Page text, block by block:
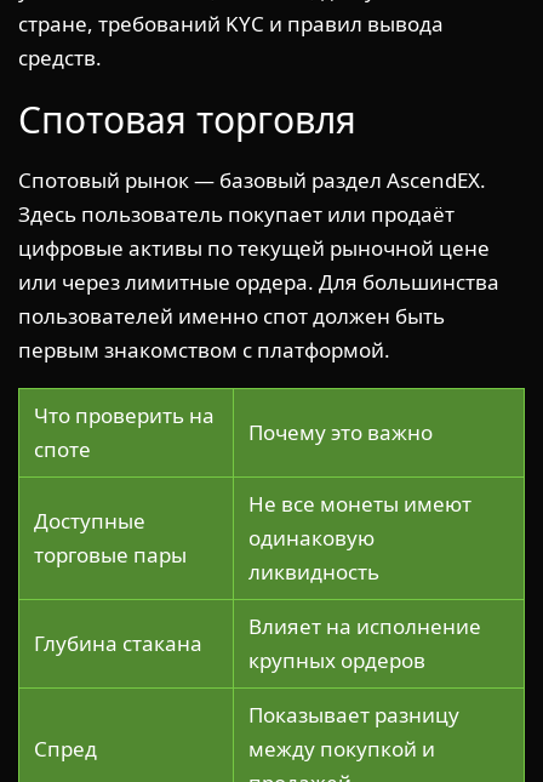
стране, требований KYC и правил вывода
средств.
Спотовая торговля
Спотовый рынок — базовый раздел AscendEX.
Здесь пользователь покупает или продаёт
цифровые активы по текущей рыночной цене
или через лимитные ордера. Для большинства
пользователей именно спот должен быть
первым знакомством с платформой.
Что проверить на
споте
Почему это важно
Доступные
торговые пары
Не все монеты имеют
одинаковую
ликвидность
Глубина стакана
Влияет на исполнение
крупных ордеров
Спред
Показывает разницу
между покупкой и